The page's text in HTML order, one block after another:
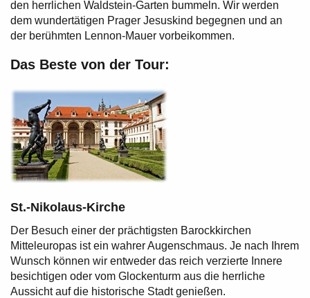
den herrlichen Waldstein-Garten bummeln. Wir werden
dem wundertätigen Prager Jesuskind begegnen und an
der berühmten Lennon-Mauer vorbeikommen.
Das Beste von der Tour:
St.-Nikolaus-Kirche
Der Besuch einer der prächtigsten Barockkirchen
Mitteleuropas ist ein wahrer Augenschmaus. Je nach Ihrem
Wunsch können wir entweder das reich verzierte Innere
besichtigen oder vom Glockenturm aus die herrliche
Aussicht auf die historische Stadt genießen.